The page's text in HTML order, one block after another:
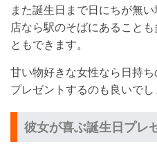
また誕生日まで日にちが無
店なら駅のそばにあること
ともできます。
甘い物好きな女性なら日持
プレゼントするのも良いでし
彼女が喜ぶ誕生日プレ